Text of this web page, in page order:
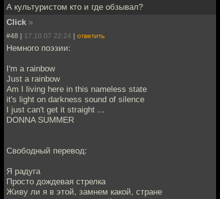
А культуристом кто и где обзывал?
Click »
#48 | 17.10.07 22:24 | ответить
Немного поэзии:
I'm a rainbow
Just a rainbow
Am I living here in this nameless state
it's light on darkness sound of silence
I just can't get it straight ...
DONNA SUMMER
Свободный перевод:
Я радуга
Просто дождевая стрелка
Живу ли я в этой, замнем какой, стране